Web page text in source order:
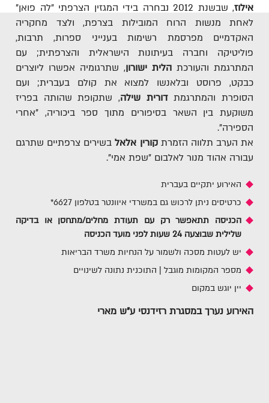
אילוז
, שבשנת 2012 נבחרה בידי המגזין הצרפתי "לה פואן"
לאחת מנשות הרוח המובילות בצרפת, ולצד מחקריה
האקדמיים מפרסמת רשימות בענייני ספרות, תרבות,
פוליטיקה וחברה בעיתונות הישראלית והצרפתית; עם
המתרגמת והעורכת הלית ישורון, שתרגומיה אפשרו ליוצרים
כבקט, פרוסט ובלאנשו למצוא את קולם בעברית; ועם
הסופרת והמתרגמתדורית שילה, שתקופת שהותה בפריז
משוקעת בין השאר בסיפורים מתוך ספר ביכוריה, "אחרי
הספירה".
את הערב תלווה הזמרתקורין אלאלבשירים צרפתיים שתרגם
עבורה אהוד מנור לאלבום "שפת אמי".
האירוע יתקיים בעברית
כרטיסים ניתן לרכוש גם במשרדי איוונטר בטלפון 6627*
הכניסה תתאפשר רק עם תעודת מחלים/מתחסן או בדיקה
שלילית שבוצעה 24 שעות לפני מועד הכניסה
יש לעטות מסכה ולשמור על הנחיות משרד הבריאות
מספר המקומות מוגבל | התוכנית נתונה לשינויים
יין יוגש במקום
האירוע נערך במסגרת רזידנסי ע"ש מארי